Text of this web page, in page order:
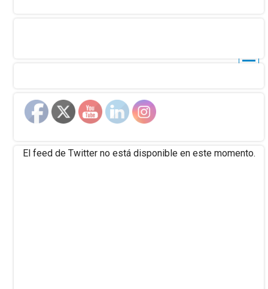
El feed de Twitter no está disponible en este momento.